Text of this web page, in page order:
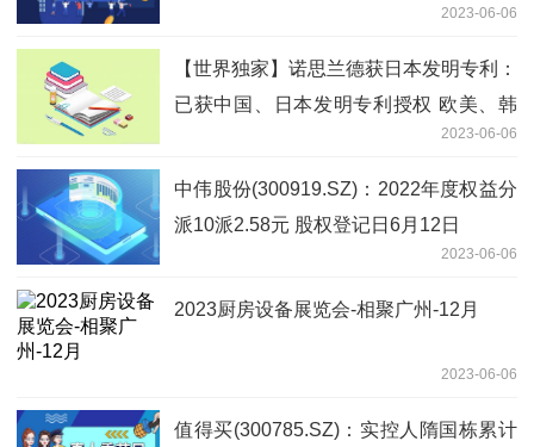
2023-06-06
【世界独家】诺思兰德获日本发明专利：
已获中国、日本发明专利授权 欧美、韩
2023-06-06
中伟股份(300919.SZ)：2022年度权益分
派10派2.58元 股权登记日6月12日
2023-06-06
2023厨房设备展览会-相聚广州-12月
2023-06-06
值得买(300785.SZ)：实控人隋国栋累计